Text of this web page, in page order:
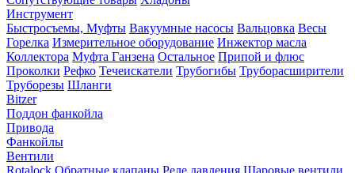
Инструмент
Быстросъемы, Муфты Вакуумные насосы Вальцовка Весы
Горелка Измерительное оборудование Инжектор масла
Коллектора Муфта Ганзена Остальное Припой и флюс
Проколки Рефко Течеискатели Трубогибы Труборасширители
Труборезы Шланги
Bitzer
Поддон фанкойла
Привода
Фанкойлы
Вентили
Rotalock Обратные клапаны Реле давления Шаровые вентили